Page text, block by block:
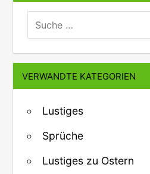
suche:
VERWANDTE KATEGORIEN
Lustiges
Sprüche
Lustiges zu Ostern